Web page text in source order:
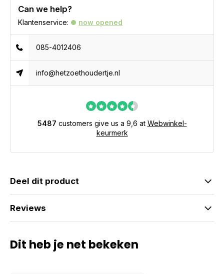
Can we help?
Klantenservice: now opened
085-4012406
info@hetzoethoudertje.nl
5487 customers give us a 9,6 at Webwinkel-
keurmerk
Deel dit product
Reviews
Dit heb je net bekeken